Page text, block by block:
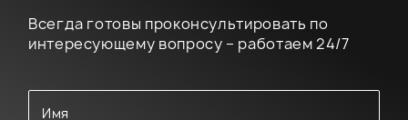
Всегда готовы проконсультировать по
интересующему вопросу – работаем 24/7